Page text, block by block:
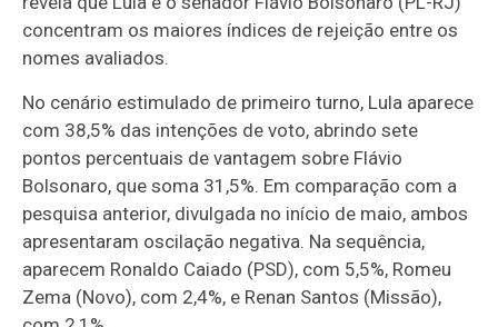
concentram os maiores índices de rejeição entre os
nomes avaliados.
No cenário estimulado de primeiro turno, Lula aparece
com 38,5% das intenções de voto, abrindo sete
pontos percentuais de vantagem sobre Flávio
Bolsonaro, que soma 31,5%. Em comparação com a
pesquisa anterior, divulgada no início de maio, ambos
apresentaram oscilação negativa. Na sequência,
aparecem Ronaldo Caiado (PSD), com 5,5%, Romeu
Zema (Novo), com 2,4%, e Renan Santos (Missão),